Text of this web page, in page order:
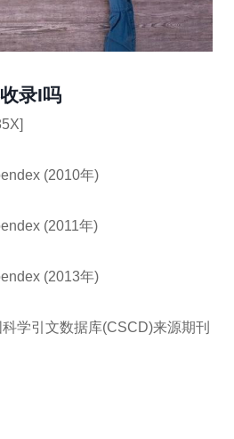
录I吗
(2010年)
(2011年)
(2013年)
学引文数据库(CSCD)来源期刊